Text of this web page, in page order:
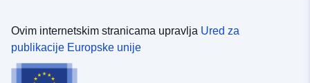
Ovim internetskim stranicama upravlja Ured za
publikacije Europske unije